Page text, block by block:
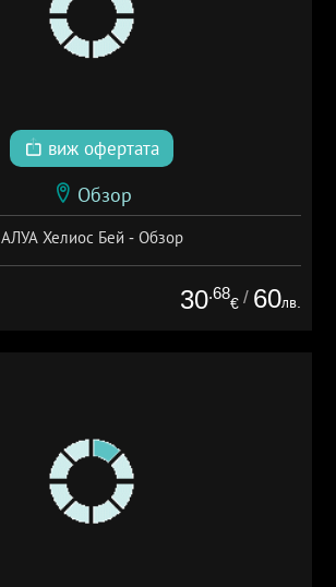
виж офертата
Обзор
АЛУА Хелиос Бей - Обзор
30.68
€ / 60лв.